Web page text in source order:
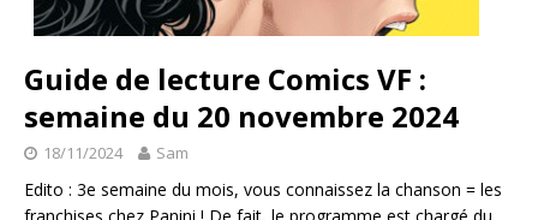
Guide de lecture Comics VF :
semaine du 20 novembre 2024
18/11/2024 Sam
Edito : 3e semaine du mois, vous connaissez la chanson = les